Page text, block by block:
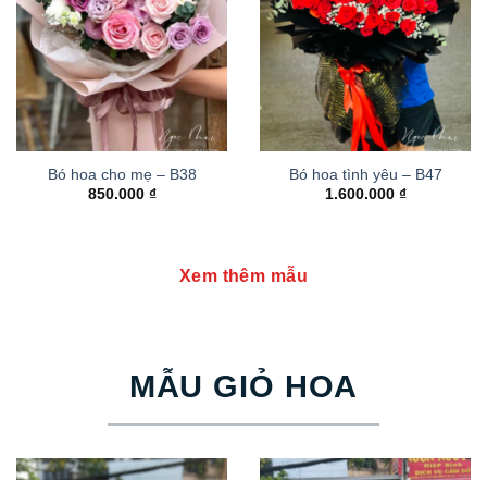
Bó hoa cho mẹ – B38
850.000 ₫
Bó hoa tình yêu – B47
1.600.000 ₫
Xem thêm mẫu
MẪU GIỎ HOA